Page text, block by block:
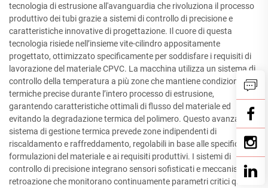
tecnologia di estrusione all'avanguardia che rivoluziona il processo
produttivo dei tubi grazie a sistemi di controllo di precisione e
caratteristiche innovative di progettazione. Il cuore di questa
tecnologia risiede nell’insieme vite-cilindro appositamente
progettato, ottimizzato specificamente per soddisfare i requisiti di
lavorazione del materiale CPVC. La macchina utilizza un sistema di
controllo della temperatura a più zone che mantiene condizioni
termiche precise durante l’intero processo di estrusione,
garantendo caratteristiche ottimali di flusso del materiale ed
evitando la degradazione termica del polimero. Questo avanzato
sistema di gestione termica prevede zone indipendenti di
riscaldamento e raffreddamento, regolabili in base alle specifiche
formulazioni del materiale e ai requisiti produttivi. I sistemi di
controllo di precisione integrano sensori sofisticati e meccanismi di
retroazione che monitorano continuamente parametri critici quali la